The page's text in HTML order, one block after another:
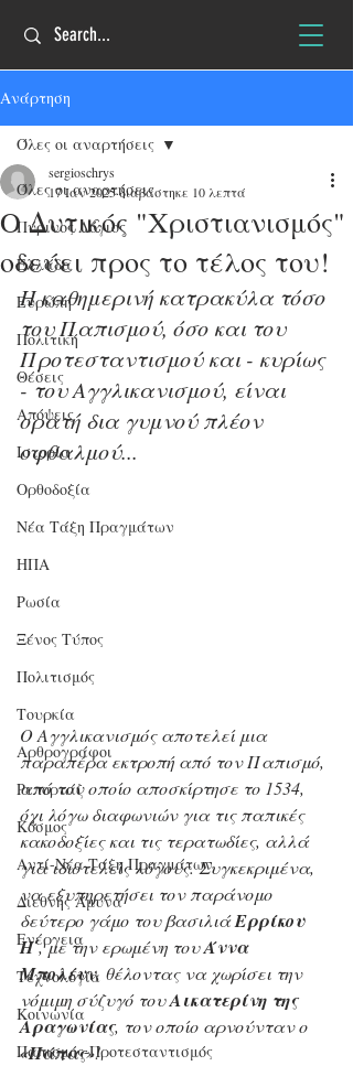
Ανάρτηση
Όλες οι αναρτήσεις
Πύρινος Λόγιος
Ελλάδα
Ευρώπη
Πολιτική
Θέσεις
Απόψεις
Ιστορία
Ορθοδοξία
Νέα Τάξη Πραγμάτων
ΗΠΑ
Ρωσία
Ξένος Τύπος
Πολιτισμός
Τουρκία
Αρθρογράφοι
Ρεπορτάζ
Κόσμος
Αντί-Νέα Τάξη Πραγμάτων
Διεθνής Άμυνα
Ενέργεια
Τεχνολογία
Κοινωνία
Παπισμός-Προτεσταντισμός
Όλες οι αναρτήσεις
O Δυτικός "Χριστιανισμός"
οδεύει προς το τέλος του!
sergioschrys
17 Ιαν 2025διαβάστηκε 10 λεπτά
Η καθημερινή κατρακύλα τόσο
του Παπισμού, όσο και του
Προτεσταντισμού και - κυρίως
- του Αγγλικανισμού, είναι
ορατή δια γυμνού πλέον
οφθαλμού...
Ο Αγγλικανισμός αποτελεί μια
παραπέρα εκτροπή από τον Παπισμό,
από τον οποίο αποσκίρτησε το 1534,
όχι λόγω διαφωνιών για τις παπικές
κακοδοξίες και τις τερατωδίες, αλλά
για ιδιοτελείς λόγους. Συγκεκριμένα,
να εξυπηρετήσει τον παράνομο
δεύτερο γάμο του βασιλιά Ερρίκου
Η΄, με την ερωμένη του Άννα
Μπολέυν, θέλοντας να χωρίσει την
νόμιμη σύζυγό του Αικατερίνη της
Αραγωνίας, τον οποίο αρνούνταν ο
«Πάπας»!